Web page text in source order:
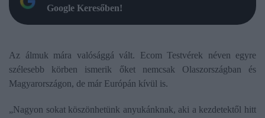
Google Keresőben!
Az álmuk mára valósággá vált. Ecom Testvérek néven egyre
szélesebb körben ismerik őket nemcsak Olaszországban és
Magyarországon, de már Európán kívül is.
„Nagyon sokat köszönhetünk anyukánknak, aki a kezdetektől hitt